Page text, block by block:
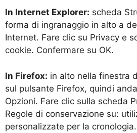
In Internet Explorer: scheda
forma di ingranaggio in alto a
Internet. Fare clic su Privacy e
cookie. Confermare su OK.
In Firefox: in alto nella finestra
sul pulsante Firefox, quindi
Opzioni. Fare clic sulla scheda
Regole di conservazione su:
personalizzate per la